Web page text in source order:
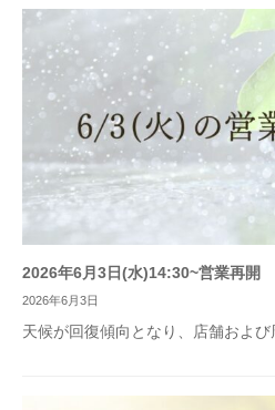
2026年6月3日(水)14:30~営業再開
2026年6月3日
天候が回復傾向となり、店舗および